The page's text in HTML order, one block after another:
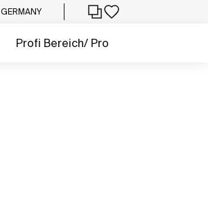
GERMANY
Profi Bereich/ Pro